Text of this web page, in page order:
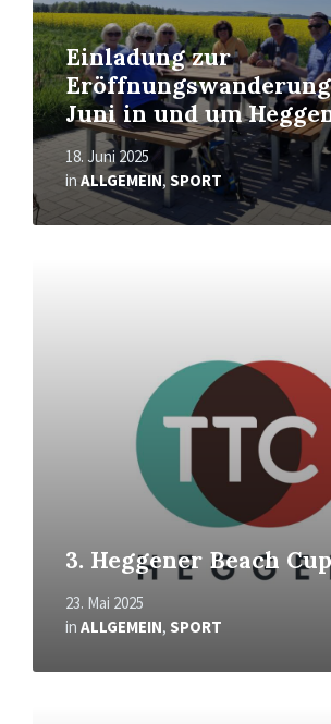
Einladung zur
Eröffnungswanderung
Juni in und um
18. Juni 2025
inALLGEMEIN, SPORT
3. Heggener Beach Cup
23. Mai 2025
in ALLGEMEIN, SPORT